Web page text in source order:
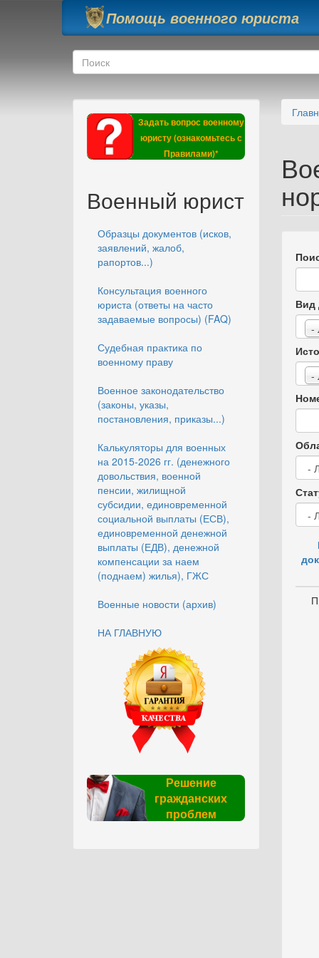
Перейти к основному содержанию
Помощь военного юриста
Форма поиска
Поиск
Задать вопрос военному
юристу (ознакомьтесь с
Правилами)*
Военный юрист
Образцы документов (исков,
заявлений, жалоб,
рапортов...)
Консультация военного
юриста (ответы на часто
задаваемые вопросы) (FAQ)
Судебная практика по
военному праву
Военное законодательство
(законы, указы,
постановления, приказы...)
Калькуляторы для военных
на 2015-2026 гг. (денежного
довольствия, военной
пенсии, жилищной
субсидии, единовременной
социальной выплаты (ЕСВ),
единовременной денежной
выплаты (ЕДВ), денежной
компенсации за наем
(поднаем) жилья), ГЖС
Военные новости (архив)
НА ГЛАВНУЮ
Решение
гражданских
проблем
Вид
-
-